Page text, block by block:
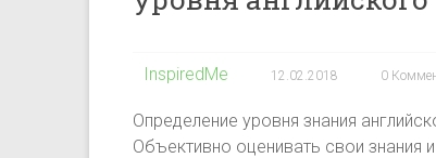
InspiredMe 12.02.2018 0
Определение уровня знания
Объективно оценивать свои знания